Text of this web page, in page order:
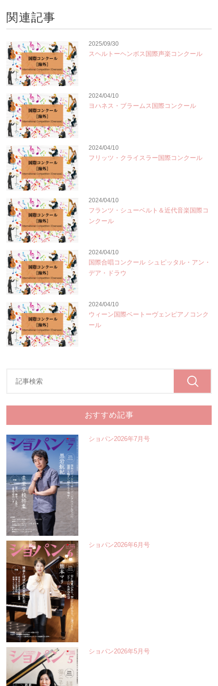
関連記事
2025/09/30
スヘルトーヘンボス国際声楽コンクール
2024/04/10
ヨハネス・ブラームス国際コンクール
2024/04/10
フリッツ・クライスラー国際コンクール
2024/04/10
フランツ・シューベルト＆近代音楽国際コ
ンクール
2024/04/10
国際合唱コンクール シュピッタル・アン・
デア・ドラウ
2024/04/10
ウィーン国際ベートーヴェンピアノコンク
ール
おすすめ記事
ショパン2026年7月号
ショパン2026年6月号
ショパン2026年5月号